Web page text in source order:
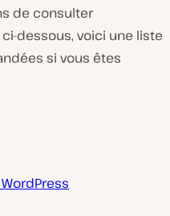
de consulter
dessous, voici une liste
si vous êtes